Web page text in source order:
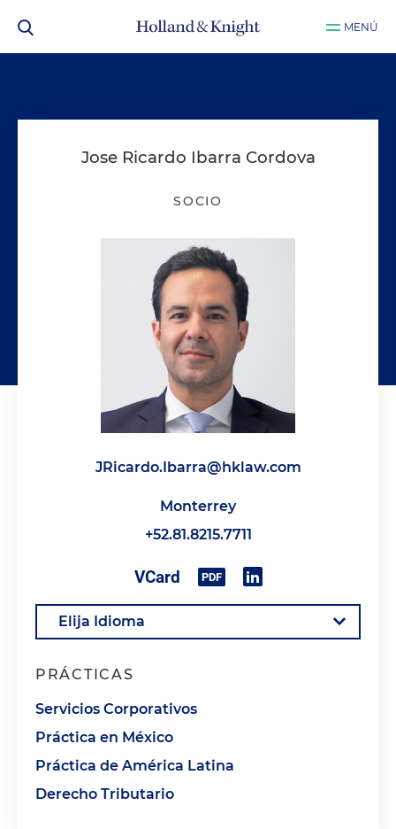
MENÚ
Jose Ricardo Ibarra Cordova
SOCIO
JRicardo.Ibarra@hklaw.com
Monterrey
+52.81.8215.7711
PRÁCTICAS
Servicios Corporativos
Práctica en México
Práctica de América Latina
Derecho Tributario